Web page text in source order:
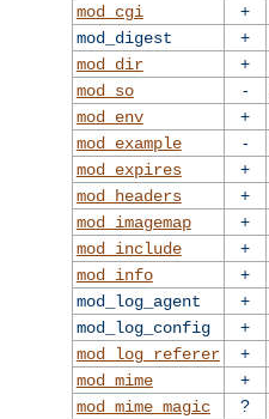
mod_cgi
+
mod_digest
+
mod_dir
+
mod_so
-
mod_env
+
mod_example
-
mod_expires
+
mod_headers
+
mod_imagemap
+
mod_include
+
mod_info
+
mod_log_agent
+
mod_log_config
+
mod_log_referer
+
mod_mime
+
mod_mime_magic
?